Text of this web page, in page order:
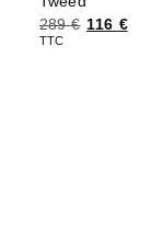
289€ 116 €
TTC